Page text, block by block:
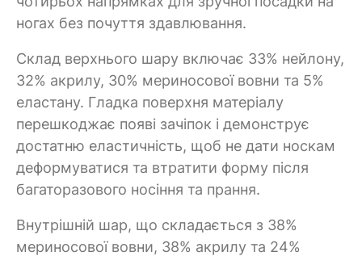
ногах без почуття здавлювання.
Склад верхнього шару включає 33% нейлону,
32% акрилу, 30% мериносової вовни та 5%
еластану. Гладка поверхня матеріалу
перешкоджає появі зачіпок і демонструє
достатню еластичність, щоб не дати носкам
деформуватися та втратити форму після
багаторазового носіння та прання.
Внутрішній шар, що складається з 38%
мериносової вовни, 38% акрилу та 24%